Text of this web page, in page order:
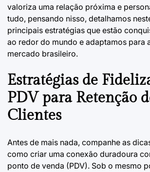
valoriza uma relação próxima e
tudo, pensando nisso, detalhamos
principais estratégias que estão
ao redor do mundo e adaptamos para
mercado brasileiro.
Estratégias de
PDV para Retenção
Clientes
Antes de mais nada, companhe as
como criar uma conexão duradoura
ponto de venda (PDV). Sob o mesmo